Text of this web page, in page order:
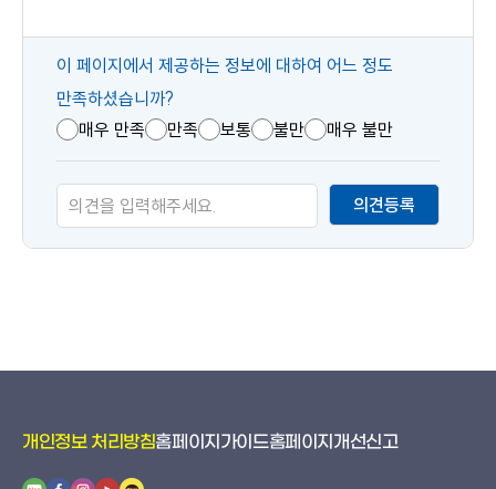
콘
텐
츠
만
족
도
이 페이지에서 제공하는 정보에 대하여 어느 정도
만족하셨습니까?
매우 만족
만족 보통 불만 매우 불만
의견등록
개인정보 처리방침홈페이지가이드홈페이지개선신고